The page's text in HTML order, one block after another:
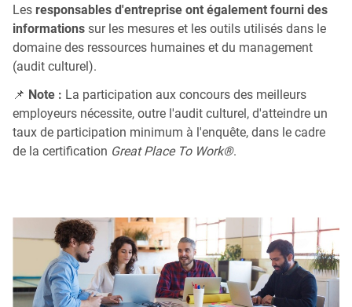
Les responsables d'entreprise ont également fourni des
informations sur les mesures et les outils utilisés dans le
domaine des ressources humaines et du management
(audit culturel).
📌 Note : La participation aux concours des meilleurs
employeurs nécessite, outre l'audit culturel, d'atteindre un
taux de participation minimum à l'enquête, dans le cadre
de la certification Great Place To Work®.